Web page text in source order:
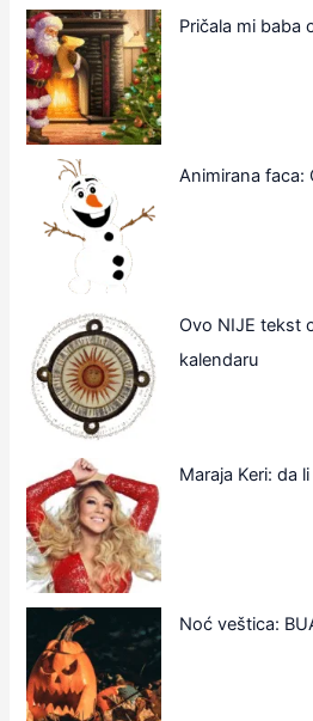
Pričala mi baba
Animirana faca:
Ovo NIJE tekst
kalendaru
Maraja Keri: da
Noć veštica: